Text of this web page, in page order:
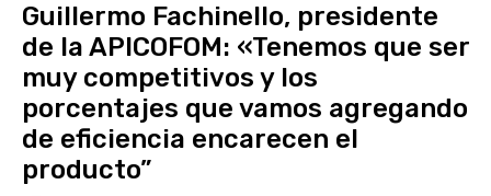
Guillermo Fachinello, presidente
de la APICOFOM: «Tenemos que ser
muy competitivos y los
porcentajes que vamos agregando
de eficiencia encarecen el
producto”